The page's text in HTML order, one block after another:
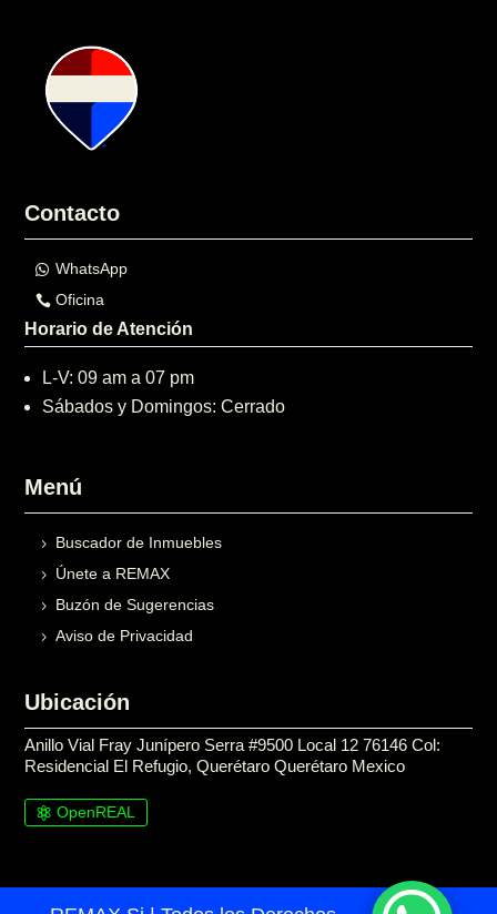
Contacto
WhatsApp
Oficina
Horario de Atención
L-V: 09 am a 07 pm
Sábados y Domingos: Cerrado
Menú
Buscador de Inmuebles
Únete a REMAX
Buzón de Sugerencias
Aviso de Privacidad
Ubicación
Anillo Vial Fray Junípero Serra #9500 Local 12 76146 Col:
Residencial El Refugio, Querétaro Querétaro Mexico
OpenREAL